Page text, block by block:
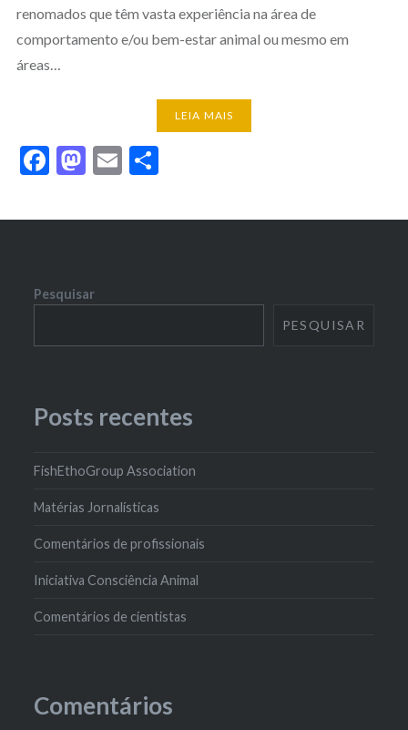
renomados que têm vasta experiência na área de
comportamento e/ou bem-estar animal ou mesmo em
áreas…
LEIA MAIS
Facebook
Mastodon
EmailShare
Pesquisar
PESQUISAR
Posts recentes
FishEthoGroup Association
Matérias Jornalísticas
Comentários de profissionais
Iniciativa Consciência Animal
Comentários de cientistas
Comentários